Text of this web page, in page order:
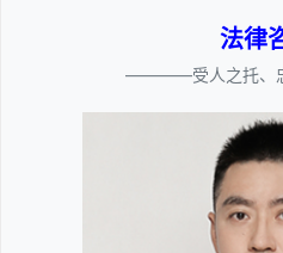
法律
————受人之托